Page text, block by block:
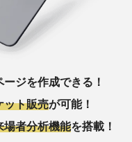
ジを作成できる！
ット販売が可能！
場者分析機能を搭載！